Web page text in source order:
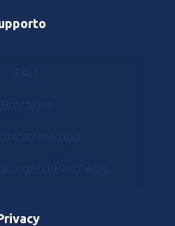
FAQ
Brochure
stampa
Parcheggi